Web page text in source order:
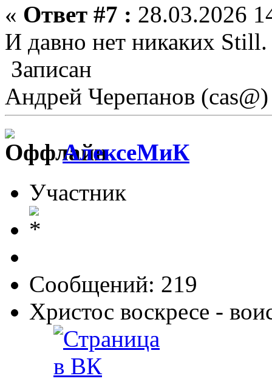
« Ответ #7 : 28.03.2026
И давно нет никаких Still.
Записан
Андрей Черепанов (cas@)
АлексеМиК
Участник
Сообщений: 219
Христос воскресе -